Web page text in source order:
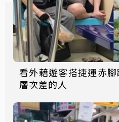
看外藉遊客搭捷運赤
層次差的人